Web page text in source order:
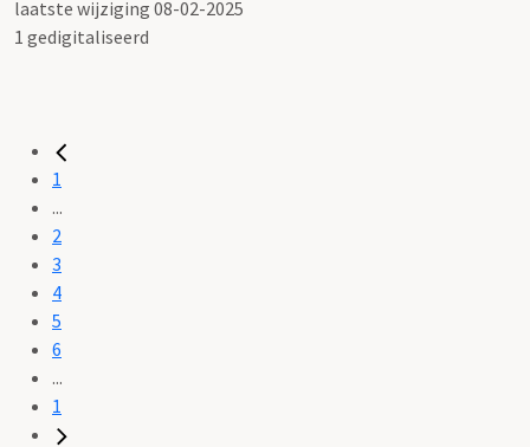
laatste wijziging 08-02-2025
1 gedigitaliseerd
1
...
2
3
4
5
6
...
1